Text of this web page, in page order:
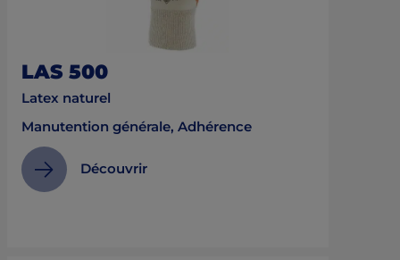
LAS 500
Latex naturel
Manutention générale, Adhérence
Découvrir